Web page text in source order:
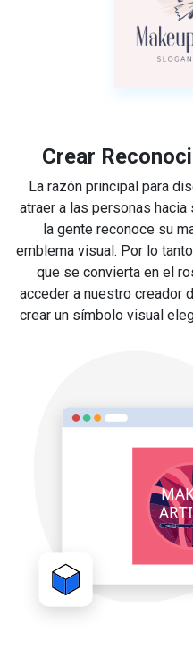
Crear
La razón principal para
atraer a las personas
la gente reconoce su
emblema visual. Por lo
que se convierta en el
acceder a nuestro creador
crear un símbolo visual